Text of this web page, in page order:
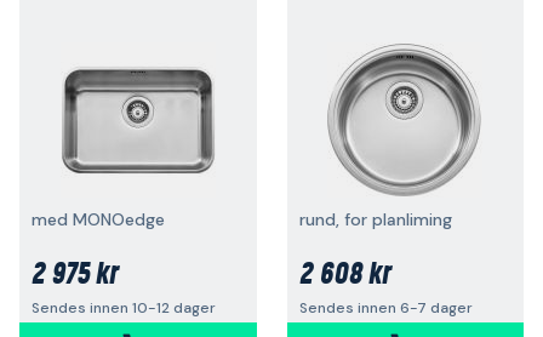
med MONOedge
2 975 kr
Sendes innen 10-12 dager
rund, for planliming
2 608 kr
Sendes innen 6-7 dager